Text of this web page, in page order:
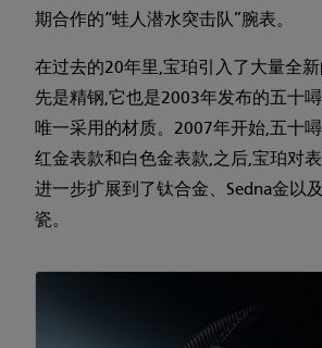
期合作的“蛙人潜水突击队”腕表。
在过去的20年里,宝珀引入了大量全
先是精钢,它也是2003年发布的五十
唯一采用的材质。2007年开始,五十
红金表款和白色金表款,之后,宝珀对
进一步扩展到了钛合金、Sedna金以
瓷。